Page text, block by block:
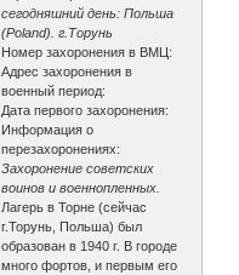
сегодняшний день: Польша
(Poland). г.Торунь
Номер захоронения в ВМЦ:
Адрес захоронения в
военный период:
Дата первого захоронения:
Информация о
перезахоронениях:
Захоронение советских
воинов и военнопленных.
Лагерь в Торне (сейчас
г.Торунь, Польша) был
образован в 1940 г. В городе
много фортов, и первым его